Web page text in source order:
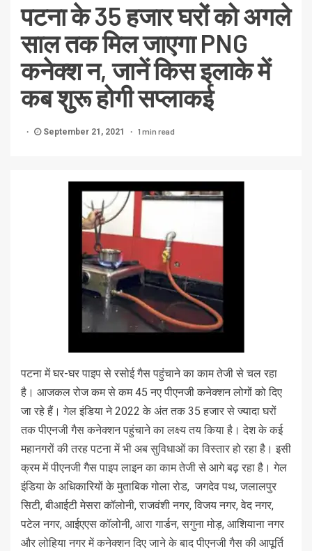
पटना के 35 हजार घरों को अगले
साल तक मिल जाएगा PNG
कनेक्श न, जानें किस इलाके में
कब शुरू होगी सप्लाकई
September 21, 2021 1 min read
पटना में घर-घर पाइप से रसोई गैस पहुंचाने का काम तेजी से चल रहा
है। आजकल रोज कम से कम 45 नए पीएनजी कनेक्‍शन लोगों को दिए
जा रहे हैं। गेल इंडिया ने 2022 के अंत तक 35 हजार से ज्‍यादा घरों
तक पीएनजी गैस कनेक्‍शन पहुंचाने का लक्ष्‍य तय किया है। देश के कई
महानगरों की तरह पटना में भी अब सुविधाओं का विस्‍तार हो रहा है। इसी
क्रम में पीएनजी गैस पाइप लाइन का काम तेजी से आगे बढ़ रहा है। गेल
इंडिया के अधिकारियों के मुताबिक गोला रोड, जगदेव पथ, जलालपुर
सिटी, बीआईटी मेसरा कॉलोनी, राजवंशी नगर, विजय नगर, वेद नगर,
पटेल नगर, आईएएस कॉलोनी, आरा गार्डन, सगुना मोड़, आशियाना नगर
और लोहिया नगर में कनेक्‍शन दिए जाने के बाद पीएनजी गैस की आपूर्ति